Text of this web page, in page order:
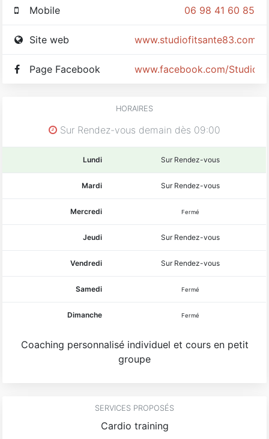
06 98 41 60 85
Mobile
www.studiofitsante83.com
Site web
www.facebook.com/
Page Facebook
HORAIRES
Sur Rendez-vous demain dès 09:00
Lundi Sur Rendez-vous
Mardi Sur Rendez-vous
Mercredi Fermé
Jeudi Sur Rendez-vous
Vendredi Sur Rendez-vous
Samedi Fermé
Dimanche Fermé
Coaching personnalisé individuel et cours en petit
groupe
SERVICES PROPOSÉS
Cardio training